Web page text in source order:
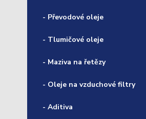
- Převodové oleje
- Tlumičové oleje
- Maziva na řetězy
- Oleje na vzduchové filtry
- Aditiva